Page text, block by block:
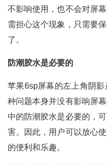
不影响使用，也不会对屏
需担心这个现象，只需要
了。
防潮胶水是必要的
苹果6sp屏幕的左上角阴
种问题本身并没有影响屏
中的防潮胶水是必要的，
害。因此，用户可以放心
的便利和乐趣。